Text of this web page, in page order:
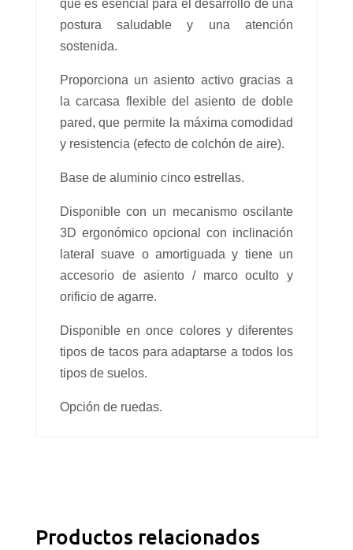
que es esencial para el desarrollo de una
postura saludable y una atención
sostenida.
Proporciona un asiento activo gracias a
la carcasa flexible del asiento de doble
pared, que permite la máxima comodidad
y resistencia (efecto de colchón de aire).
Base de aluminio cinco estrellas.
Disponible con un mecanismo oscilante
3D ergonómico opcional con inclinación
lateral suave o amortiguada y tiene un
accesorio de asiento / marco oculto y
orificio de agarre.
Disponible en once colores y diferentes
tipos de tacos para adaptarse a todos los
tipos de suelos.
Opción de ruedas.
Productos relacionados